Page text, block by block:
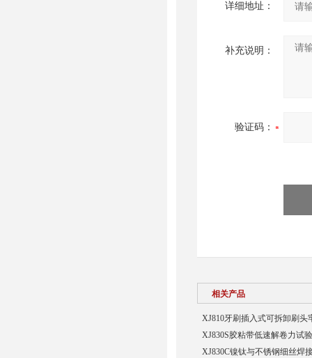
详细地址：
补充说明：
验证码：
相关产品
XJ810牙刷插入式可拆卸刷头
XJ830S胶粘带低速解卷力试
XJ830C镍钛与不锈钢细丝焊